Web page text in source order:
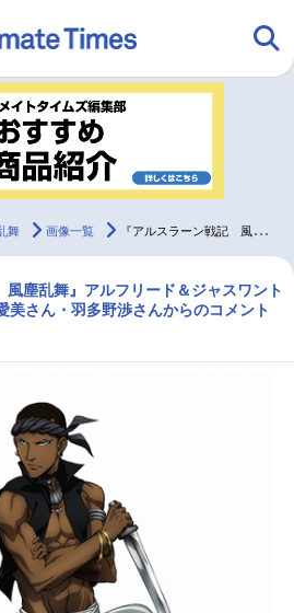
グ アニメ
グッズ
プリ 音楽 コスプレ
声優記事一覧
実写化映画一覧
舞 画像一覧 『アルスラーン戦記 風塵乱舞』登場キャラ新イラスト第4弾を公開
塵乱舞』アルフリード＆ジャスワント
美さん・羽多野渉さんからのコメント